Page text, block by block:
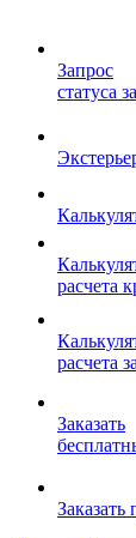
Запрос
статуса
расчета
расчета
Заказать
Заказать